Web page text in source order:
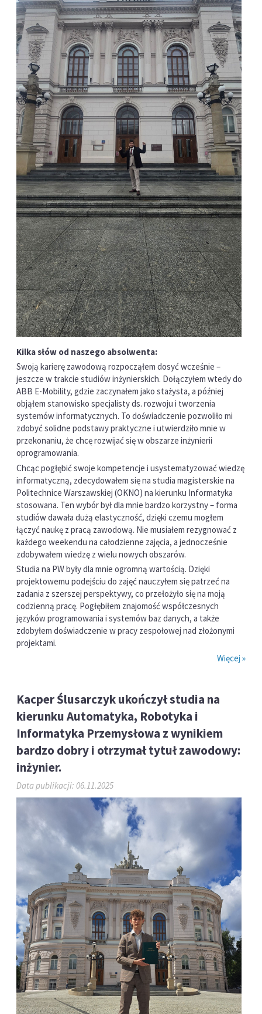
Kilka słów od naszego absolwenta:
Swoją karierę zawodową rozpocząłem dosyć wcześnie –
jeszcze w trakcie studiów inżynierskich. Dołączyłem wtedy do
ABB E-Mobility, gdzie zaczynałem jako stażysta, a później
objąłem stanowisko specjalisty ds. rozwoju i tworzenia
systemów informatycznych. To doświadczenie pozwoliło mi
zdobyć solidne podstawy praktyczne i utwierdziło mnie w
przekonaniu, że chcę rozwijać się w obszarze inżynierii
oprogramowania.
Chcąc pogłębić swoje kompetencje i usystematyzować wiedzę
informatyczną, zdecydowałem się na studia magisterskie na
Politechnice Warszawskiej (OKNO) na kierunku Informatyka
stosowana. Ten wybór był dla mnie bardzo korzystny – forma
studiów dawała dużą elastyczność, dzięki czemu mogłem
łączyć naukę z pracą zawodową. Nie musiałem rezygnować z
każdego weekendu na całodzienne zajęcia, a jednocześnie
zdobywałem wiedzę z wielu nowych obszarów.
Studia na PW były dla mnie ogromną wartością. Dzięki
projektowemu podejściu do zajęć nauczyłem się patrzeć na
zadania z szerszej perspektywy, co przełożyło się na moją
codzienną pracę. Pogłębiłem znajomość współczesnych
języków programowania i systemów baz danych, a także
zdobyłem doświadczenie w pracy zespołowej nad złożonymi
projektami.
Więcej »
Kacper Ślusarczyk ukończył studia na
kierunku Automatyka, Robotyka i
Informatyka Przemysłowa z wynikiem
bardzo dobry i otrzymał tytuł zawodowy:
inżynier.
Data publikacji: 06.11.2025